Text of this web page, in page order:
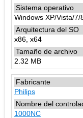
Windows XP/Vista/7/
x86, x64
2.32 MB
Philips
1000NC